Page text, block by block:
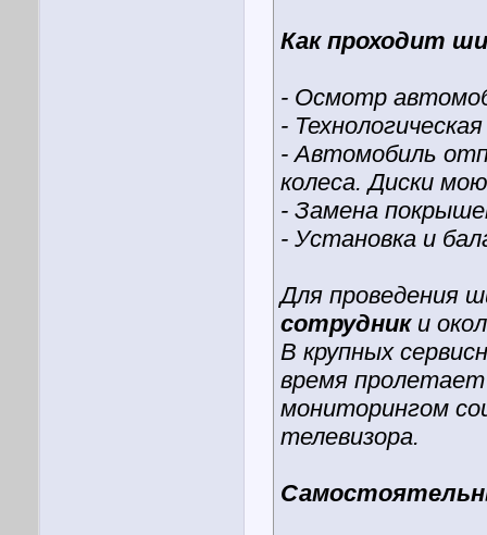
Как проходит
- Осмотр
-
- Автомобиль
колеса. Диски
- Замена
- Установка и
Для проведения
сотрудники
В крупных
время
мониторингом
телевизора.